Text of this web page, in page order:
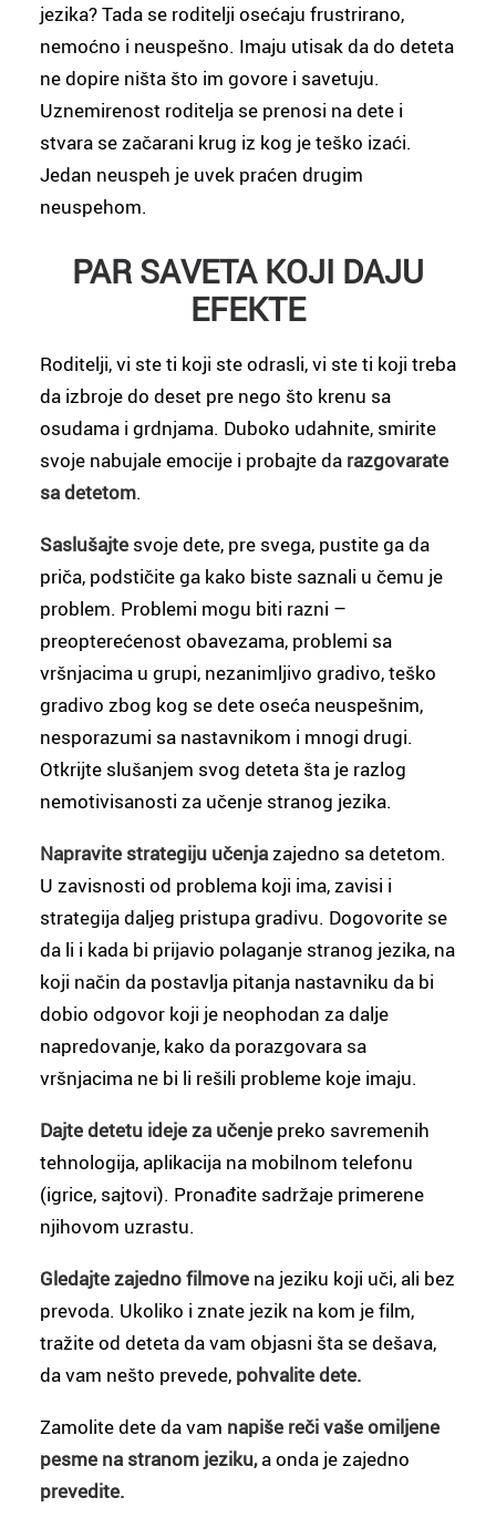
jezika? Tada se roditelji osećaju frustrirano,
nemoćno i neuspešno. Imaju utisak da do deteta
ne dopire ništa što im govore i savetuju.
Uznemirenost roditelja se prenosi na dete i
stvara se začarani krug iz kog je teško izaći.
Jedan neuspeh je uvek praćen drugim
neuspehom.
PAR SAVETA KOJI DAJU
EFEKTE
Roditelji, vi ste ti koji ste odrasli, vi ste ti koji treba
da izbroje do deset pre nego što krenu sa
osudama i grdnjama. Duboko udahnite, smirite
svoje nabujale emocije i probajte da razgovarate
sa detetom.
Saslušajte svoje dete, pre svega, pustite ga da
priča, podstičite ga kako biste saznali u čemu je
problem. Problemi mogu biti razni –
preopterećenost obavezama, problemi sa
vršnjacima u grupi, nezanimljivo gradivo, teško
gradivo zbog kog se dete oseća neuspešnim,
nesporazumi sa nastavnikom i mnogi drugi.
Otkrijte slušanjem svog deteta šta je razlog
nemotivisanosti za učenje stranog jezika.
Napravite strategiju učenjazajedno sa detetom.
U zavisnosti od problema koji ima, zavisi i
strategija daljeg pristupa gradivu. Dogovorite se
da li i kada bi prijavio polaganje stranog jezika, na
koji način da postavlja pitanja nastavniku da bi
dobio odgovor koji je neophodan za dalje
napredovanje, kako da porazgovara sa
vršnjacima ne bi li rešili probleme koje imaju.
Dajte detetu ideje za učenje preko savremenih
tehnologija, aplikacija na mobilnom telefonu
(igrice, sajtovi). Pronađite sadržaje primerene
njihovom uzrastu.
Gledajte zajedno filmove na jeziku koji uči, ali bez
prevoda. Ukoliko i znate jezik na kom je film,
tražite od deteta da vam objasni šta se dešava,
da vam nešto prevede, pohvalitedete.
Zamolite dete da vam napiše reči vaše omiljene
pesme na stranom jeziku,a onda je zajedno
prevedite.